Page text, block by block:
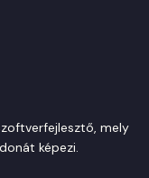
mely
képezi.